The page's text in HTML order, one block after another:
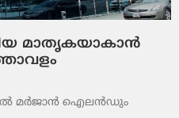
മാതൃകയാകാൻ
മർജാൻ ഐലൻഡും